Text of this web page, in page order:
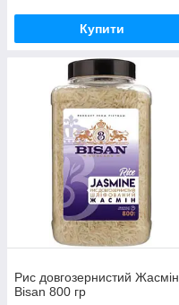
Купити
Рис довгозернистий Жасмін
Bisan 800 гр